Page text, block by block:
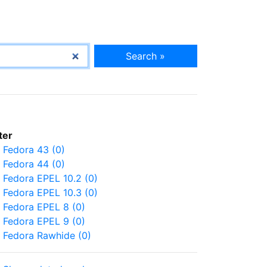
Search »
Fedora 43 (0)
Fedora 44 (0)
Fedora EPEL 10.2 (0)
Fedora EPEL 10.3 (0)
Fedora EPEL 8 (0)
Fedora EPEL 9 (0)
Fedora Rawhide (0)